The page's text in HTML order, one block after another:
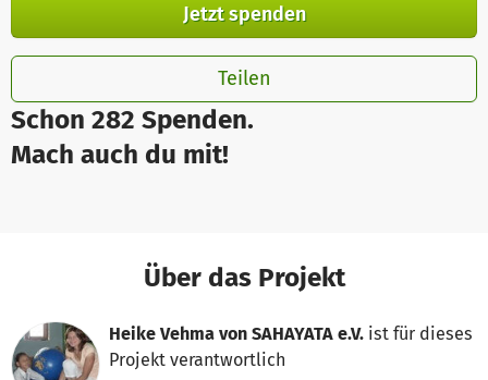
Schon 282 Spenden.
Mach auch du mit!
Jetzt spenden
Teilen
Über das Projekt
Heike Vehma von SAHAYATA e.V. ist für dieses
Projekt verantwortlich